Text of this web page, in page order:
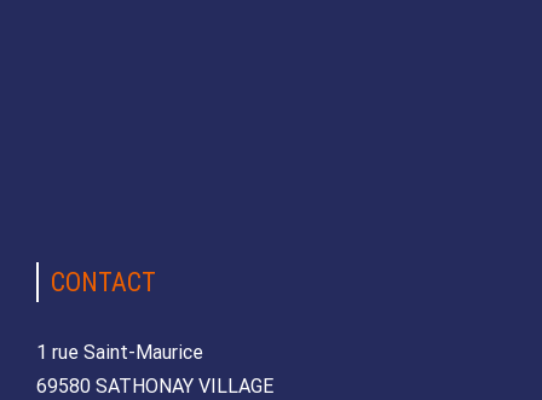
CONTACT
1 rue Saint-Maurice
69580 SATHONAY VILLAGE